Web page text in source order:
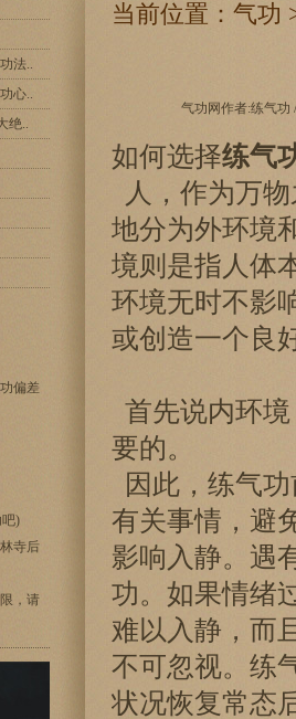
法..
心..
绝..
偏差
吧)
寺后
，请
当前位置： 气功
气功网作者:练气功
如何选择练气
人，作为万
地分为外环境
境则是指人体
环境无时不影
或创造一个良
首先说内环
要的。
因此，练气
有关事情，避
影响入静。遇
功。如果情绪
难以入静，而
不可忽视。练
状况恢复常态